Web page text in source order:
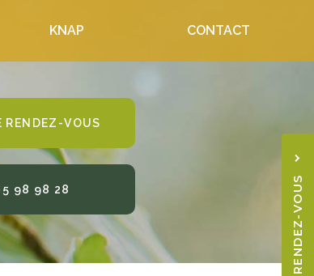
KNAP CONTACT
RENDEZ-VOUS
98 98 28 RENDEZ-VOUS
06